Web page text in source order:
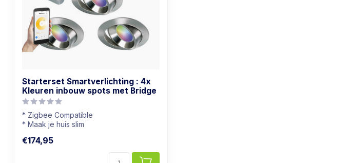
Starterset Smartverlichting : 4x
Kleuren inbouw spots met Bridge
* Zigbee Compatible
* Maak je huis slim
€174,95